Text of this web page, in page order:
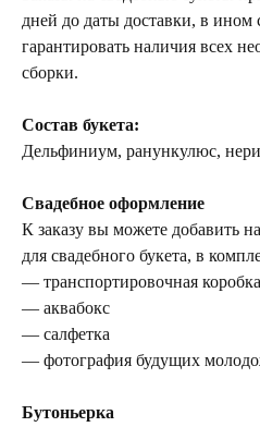
дней до даты доставки, в
гарантировать наличия всех
сборки.
Состав букета:
Дельфиниум, ранункулюс,
Свадебное оформление
К заказу вы можете добавить
для свадебного букета, в
— транспортировочная коробка
— аквабокс
— салфетка
— фотография будущих
Бутоньерка